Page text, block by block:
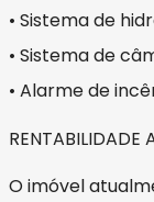
• Sistema de
• Sistema de
• Alarme de
RENTABILIDADE
O imóvel